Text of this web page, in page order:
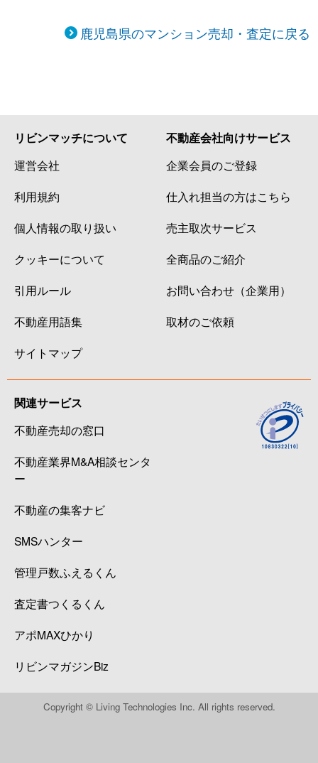
鹿児島県のマンション売却・査定に戻る
リビンマッチについて
運営会社
利用規約
個人情報の取り扱い
クッキーについて
引用ルール
不動産用語集
サイトマップ
不動産会社向けサービス
企業会員のご登録
仕入れ担当の方はこちら
売主取次サービス
全商品のご紹介
お問い合わせ（企業用）
取材のご依頼
関連サービス
不動産売却の窓口
不動産業界M&A相談センタ
ー
不動産の集客ナビ
SMSハンター
管理戸数ふえるくん
査定書つくるくん
アポMAXひかり
リビンマガジンBiz
Copyright © Living Technologies Inc. All rights reserved.